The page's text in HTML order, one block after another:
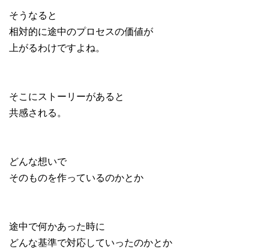
そうなると
相対的に途中のプロセスの価値が
上がるわけですよね。
そこにストーリーがあると
共感される。
どんな想いで
そのものを作っているのかとか
途中で何かあった時に
どんな基準で対応していったのかとか